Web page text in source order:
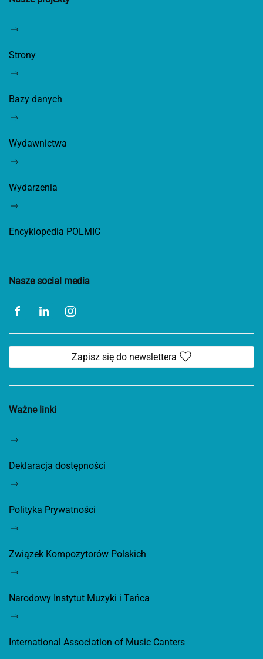
Strony
Bazy danych
Wydawnictwa
Wydarzenia
Encyklopedia POLMIC
Nasze social media
Zapisz się do newslettera
Ważne linki
Deklaracja dostępności
Polityka Prywatności
Związek Kompozytorów Polskich
Narodowy Instytut Muzyki i Tańca
International Association of Music Canters